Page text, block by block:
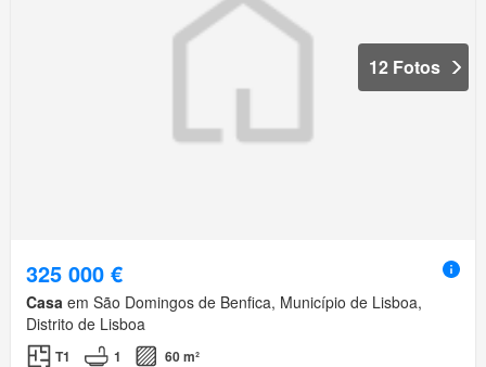
12 Fotos
325 000 €
Casa em São Domingos de Benfica, Município de Lisboa,
Distrito de Lisboa
T1 1
60 m²